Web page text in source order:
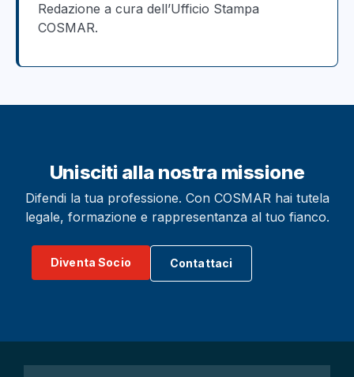
Redazione a cura dell’Ufficio Stampa
COSMAR.
Unisciti alla nostra missione
Difendi la tua professione. Con COSMAR hai tutela
legale, formazione e rappresentanza al tuo fianco.
Diventa Socio Contattaci